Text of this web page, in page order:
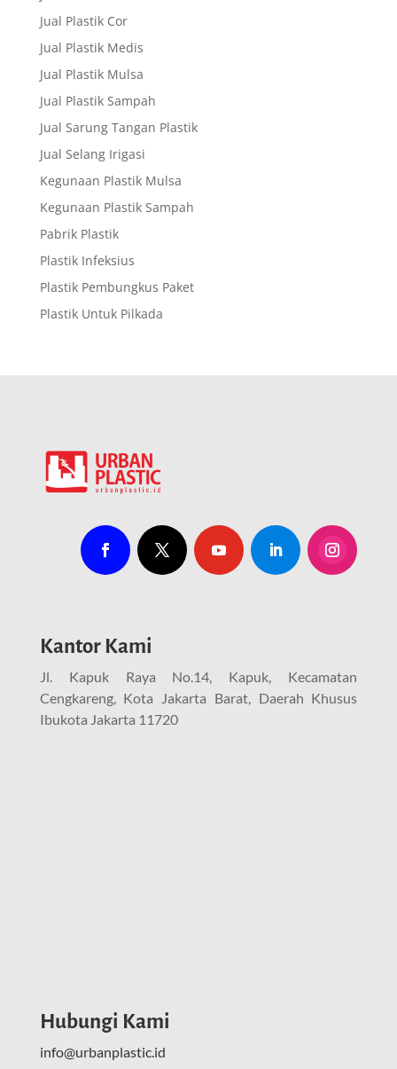
Jual Plastik Cor
Jual Plastik Medis
Jual Plastik Mulsa
Jual Plastik Sampah
Jual Sarung Tangan Plastik
Jual Selang Irigasi
Kegunaan Plastik Mulsa
Kegunaan Plastik Sampah
Pabrik Plastik
Plastik Infeksius
Plastik Pembungkus Paket
Plastik Untuk Pilkada
Kantor Kami
Jl. Kapuk Raya No.14, Kapuk, Kecamatan
Cengkareng, Kota Jakarta Barat, Daerah Khusus
Ibukota Jakarta 11720
Hubungi Kami
info@urbanplastic.id